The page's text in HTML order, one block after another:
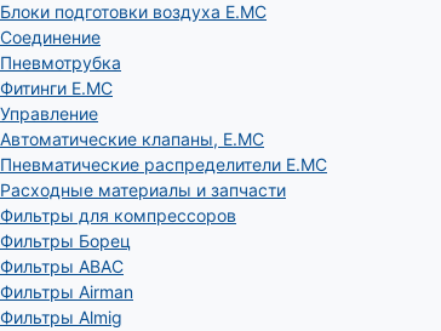
Блоки подготовки воздуха E.MC
Соединение
Пневмотрубка
Фитинги E.MC
Управление
Автоматические клапаны, Е.МС
Пневматические распределители E.MC
Расходные материалы и запчасти
Фильтры для компрессоров
Фильтры Борец
Фильтры ABAC
Фильтры Airman
Фильтры Almig